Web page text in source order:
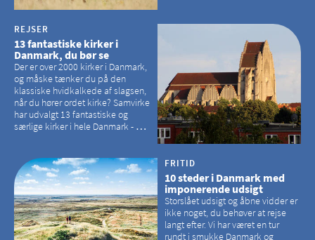
REJSER
13 fantastiske kirker i
Danmark, du bør se
Der er over 2000 kirker i Danmark,
og måske tænker du på den
klassiske hvidkalkede af slagsen,
når du hører ordet kirke? Samvirke
har udvalgt 13 fantastiske og
særlige kirker i hele Danmark - og
hvilke kirker, der er en omvej værd
FRITID
10 steder i Danmark med
imponerende udsigt
Storslået udsigt og åbne vidder er
ikke noget, du behøver at rejse
langt efter. Vi har været en tur
rundt i smukke Danmark og